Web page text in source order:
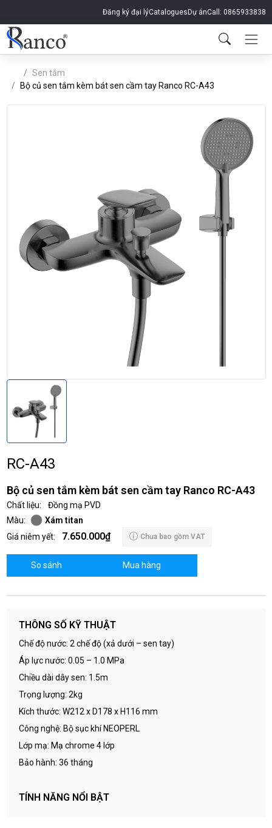
Đăng ký đại lýCatalogues Dự ánCall: 0865933838
Sen tắm
Bộ củ sen tắm kèm bát sen cầm tay Ranco RC-A43
RC-A43
Bộ củ sen tắm kèm bát sen cầm tay Ranco RC-A43
Chất liệu:
Đồng mạ PVD
Màu:
Xám titan
Giá niêm yết:
7.650.000₫ Chưa bao gồm VAT
So sánh Mua hàng
THÔNG SỐ KỸ THUẬT
Chế độ nước: 2 chế độ (xả dưới – sen tay)
Áp lực nước: 0.05 – 1.0 MPa
Chiều dài dây sen: 1.5m
Trọng lượng: 2kg
Kích thước: W212 x D178 x H116 mm
Công nghệ: Bộ sục khí NEOPERL
Lớp mạ: Mạ chrome 4 lớp
Bảo hành: 36 tháng
TÍNH NĂNG NỔI BẬT